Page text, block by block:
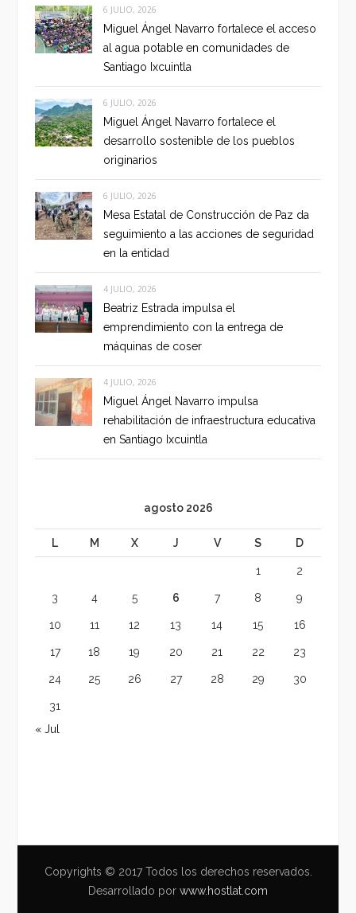
6 JULIO, 2026
Miguel Ángel Navarro fortalece el acceso
al agua potable en comunidades de
Santiago Ixcuintla
6 JULIO, 2026
Miguel Ángel Navarro fortalece el
desarrollo sostenible de los pueblos
originarios
6 JULIO, 2026
Mesa Estatal de Construcción de Paz da
seguimiento a las acciones de seguridad
en la entidad
4 JULIO, 2026
Beatriz Estrada impulsa el
emprendimiento con la entrega de
máquinas de coser
4 JULIO, 2026
Miguel Ángel Navarro impulsa
rehabilitación de infraestructura educativa
en Santiago Ixcuintla
agosto 2026
L M X J V S D
1 2
3 4 5 6 7 8 9
10 11 12 13 14 15 16
17 18 19 20 21 22 23
24 25 26 27 28 29 30
31
« Jul
Copyrights © 2017 Todos los derechos reservados.
Desarrollado por www.hostlat.com